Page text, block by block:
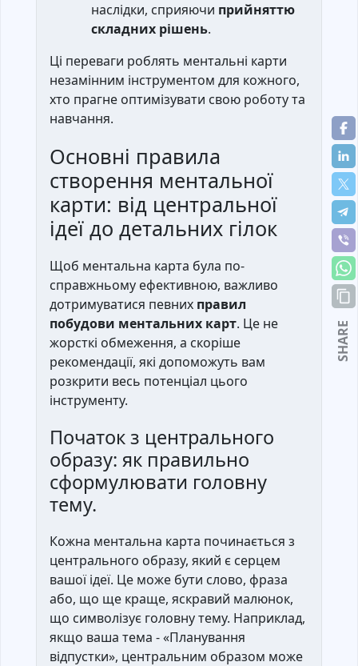
наслідки, сприяючи прийняттю
складних рішень.
Ці переваги роблять ментальні карти
незамінним інструментом для кожного,
хто прагне оптимізувати свою роботу та
навчання.
Основні правила
створення ментальної
карти: від центральної
ідеї до детальних гілок
Щоб ментальна карта була по-
справжньому ефективною, важливо
дотримуватися певних правил
побудови ментальних карт. Це не
жорсткі обмеження, а скоріше
рекомендації, які допоможуть вам
розкрити весь потенціал цього
інструменту.
Початок з центрального
образу: як правильно
сформулювати головну
тему.
Кожна ментальна карта починається з
центрального образу, який є серцем
вашої ідеї. Це може бути слово, фраза
або, що ще краще, яскравий малюнок,
що символізує головну тему. Наприклад,
якщо ваша тема - «Планування
відпустки», центральним образом може
SHARE